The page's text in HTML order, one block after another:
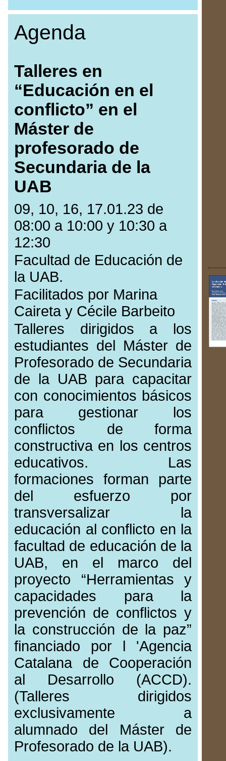
Agenda
Talleres en
“Educación en el
conflicto” en el
Máster de
profesorado de
Secundaria de la
UAB
09, 10, 16, 17.01.23 de
08:00 a 10:00 y 10:30 a
12:30
Facultad de Educación de
la UAB.
Facilitados por Marina
Caireta y Cécile Barbeito
Talleres dirigidos a los
estudiantes del Máster de
Profesorado de Secundaria
de la UAB para capacitar
con conocimientos básicos
para gestionar los
conflictos de forma
constructiva en los centros
educativos. Las
formaciones forman parte
del esfuerzo por
transversalizar la
educación al conflicto en la
facultad de educación de la
UAB, en el marco del
proyecto “Herramientas y
capacidades para la
prevención de conflictos y
la construcción de la paz”
financiado por l 'Agencia
Catalana de Cooperación
al Desarrollo (ACCD).
(Talleres dirigidos
exclusivamente a
alumnado del Máster de
Profesorado de la UAB).